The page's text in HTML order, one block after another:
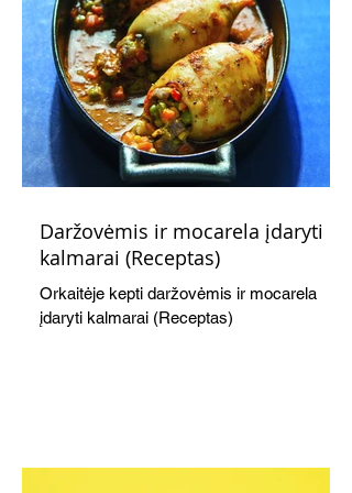
Daržovėmis ir mocarela įdaryti
kalmarai (Receptas)
Orkaitėje kepti daržovėmis ir mocarela
įdaryti kalmarai (Receptas)